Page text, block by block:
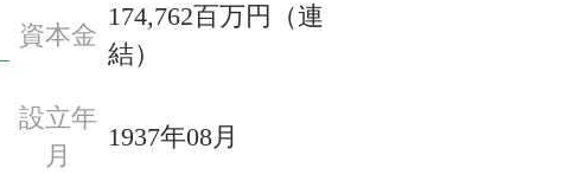
資本金
174,762百万円（連
結）
設立年
月
1937年08月